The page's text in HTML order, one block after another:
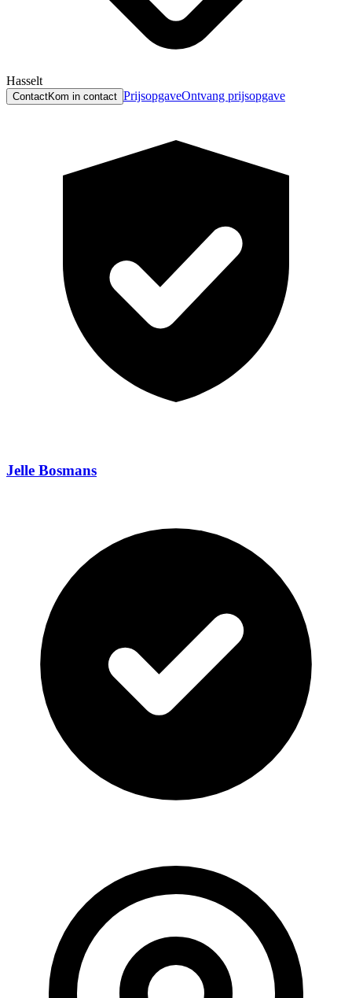
Hasselt
ContactKom in contact PrijsopgaveOntvang prijsopgave
Jelle Bosmans